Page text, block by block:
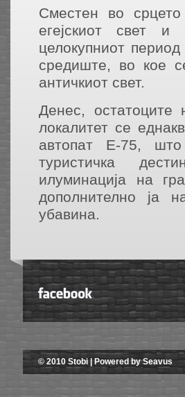
Сместен во
егејскиот свет
целокупниот
средиште, во кое
античкиот свет.
Денес, остатоците
локалитет се
автопат Е-75,
туристичка
илуминација на
дополнително ја
убавина.
© 2010 Stobi | Powered by Seavus